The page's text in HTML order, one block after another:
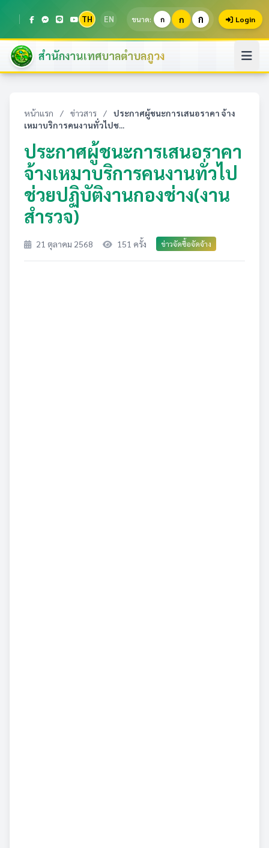
TH EN ขนาด: ก ก ก Login
สำนักงานเทศบาลตำบลภูวง
หน้าแรก / ข่าวสาร /
ประกาศผู้ชนะการเสนอราคา จ้าง
เหมาบริการคนงานทั่วไปช...
ประกาศผู้ชนะการเสนอราคา
จ้างเหมาบริการคนงานทั่วไป
ช่วยปฏิบัติงานกองช่าง(งาน
สำรวจ)
21 ตุลาคม 2568 151 ครั้ง ข่าวจัดซื้อจัดจ้าง